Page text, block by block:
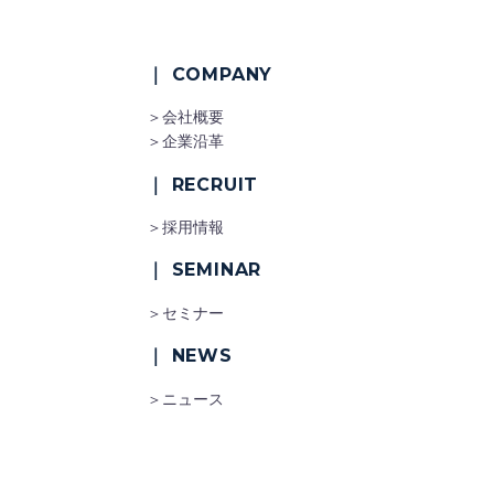
｜ COMPANY
＞会社概要
＞企業沿革
｜ RECRUIT
＞採用情報
｜ SEMINAR
＞セミナー
｜ NEWS
＞ニュース